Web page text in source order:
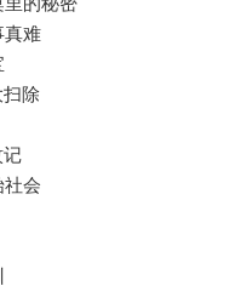
真难
除
会